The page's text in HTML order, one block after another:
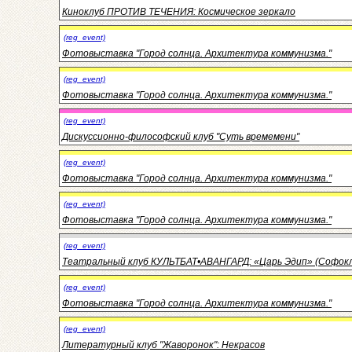
Киноклуб ПРОТИВ ТЕЧЕНИЯ: Космическое зеркало
(reg_event)
Фотовыставка "Город солнца. Архитектура коммунизма."
(reg_event)
Фотовыставка "Город солнца. Архитектура коммунизма."
(reg_event)
Дискуссионно-философский клуб "Суть времемени"
(reg_event)
Фотовыставка "Город солнца. Архитектура коммунизма."
(reg_event)
Фотовыставка "Город солнца. Архитектура коммунизма."
(reg_event)
Театральный клуб КУЛЬТБАТ•АВАНГАРД: «Царь Эдип»
(reg_event)
Фотовыставка "Город солнца. Архитектура коммунизма."
(reg_event)
Литературный клуб "Жаворонок": Некрасов